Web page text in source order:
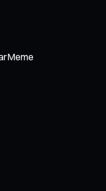
Meme